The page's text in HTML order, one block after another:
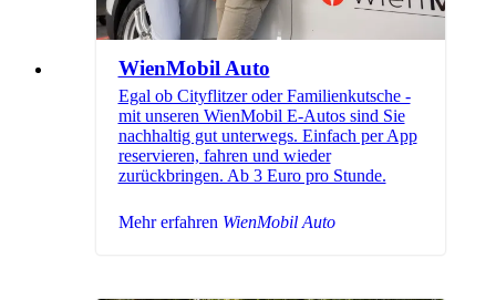
WienMobil Auto
Egal ob Cityflitzer oder Familienkutsche -
mit unseren WienMobil E-Autos sind Sie
nachhaltig gut unterwegs. Einfach per App
reservieren, fahren und wieder
zurückbringen. Ab 3 Euro pro Stunde.
Mehr erfahren WienMobil Auto